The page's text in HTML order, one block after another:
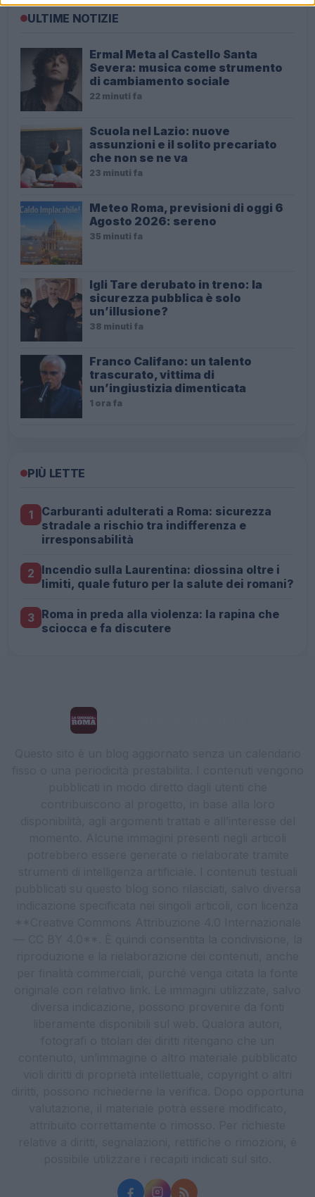
ULTIME NOTIZIE
Ermal Meta al Castello Santa
Severa: musica come strumento
di cambiamento sociale
22 minuti fa
Scuola nel Lazio: nuove
assunzioni e il solito precariato
che non se ne va
23 minuti fa
Meteo Roma, previsioni di oggi 6
Agosto 2026: sereno
35 minuti fa
Igli Tare derubato in treno: la
sicurezza pubblica è solo
un’illusione?
38 minuti fa
Franco Califano: un talento
trascurato, vittima di
un’ingiustizia dimenticata
1 ora fa
PIÙ LETTE
1
Carburanti adulterati a Roma: sicurezza
stradale a rischio tra indifferenza e
irresponsabilità
2 Incendio sulla Laurentina: diossina oltre i
limiti, quale futuro per la salute dei romani?
3 Roma in preda alla violenza: la rapina che
sciocca e fa discutere